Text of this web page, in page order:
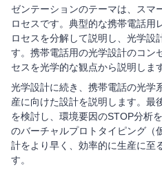
ゼンテーションのテーマは、スマ
ロセスです。典型的な携帯電話用
ロセスを分解して説明し、光学設
す。携帯電話用の光学設計のコン
セスを光学的な観点から説明しま
光学設計に続き、携帯電話の光学
産に向けた設計を説明します。最
を検討し、環境要因のSTOP分析
のバーチャルプロトタイピング（
計をより早く、効率的に生産に至
す。